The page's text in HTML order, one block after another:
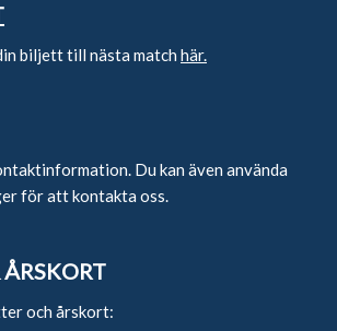
biljett till nästa match här.
Du kan även använda
för att kontakta oss.
och årskort: